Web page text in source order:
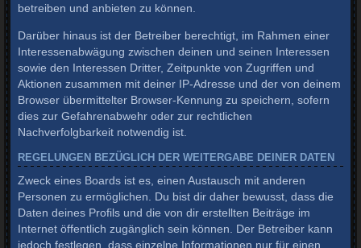
betreiben und anbieten zu können.
Darüber hinaus ist der Betreiber berechtigt, im Rahmen einer
Interessenabwägung zwischen deinen und seinen Interessen
sowie den Interessen Dritter, Zeitpunkte von Zugriffen und
Aktionen zusammen mit deiner IP-Adresse und der von deinem
Browser übermittelter Browser-Kennung zu speichern, sofern
dies zur Gefahrenabwehr oder zur rechtlichen
Nachverfolgbarkeit notwendig ist.
REGELUNGEN BEZÜGLICH DER WEITERGABE DEINER DATEN
Zweck eines Boards ist es, einen Austausch mit anderen
Personen zu ermöglichen. Du bist dir daher bewusst, dass die
Daten deines Profils und die von dir erstellten Beiträge im
Internet öffentlich zugänglich sein können. Der Betreiber kann
jedoch festlegen, dass einzelne Informationen nur für einen